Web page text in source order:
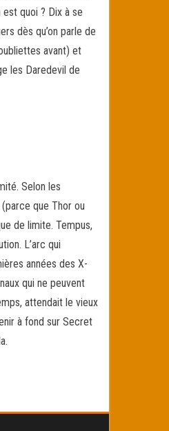
quoi ? Dix à se
dès qu’on parle de
avant) et
les Daredevil de
Selon les
que Thor ou
de limite. Tempus,
L’arc qui
années des X-
qui ne peuvent
attendait le vieux
à fond sur Secret